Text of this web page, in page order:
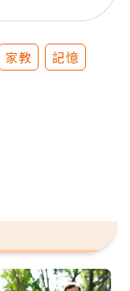
家教
記憶